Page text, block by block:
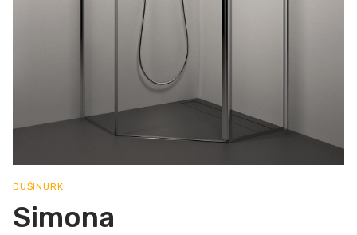
DUŠINURK
Simona